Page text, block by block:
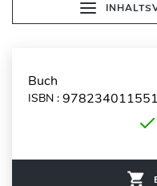
Buch
ISBN :